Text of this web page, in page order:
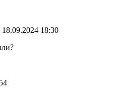
18.09.2024 18:30